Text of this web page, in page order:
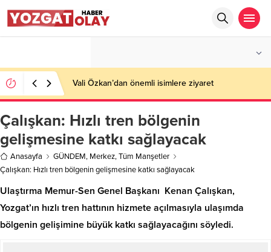
Vali Özkan’dan önemli isimlere ziyaret
Çalışkan: Hızlı tren bölgenin
gelişmesine katkı sağlayacak
Anasayfa GÜNDEM, Merkez,Tüm Manşetler
Çalışkan: Hızlı tren bölgenin gelişmesine katkı sağlayacak
Ulaştırma Memur-Sen Genel Başkanı Kenan Çalışkan,
Yozgat’ın hızlı tren hattının hizmete açılmasıyla ulaşımda
bölgenin gelişimine büyük katkı sağlayacağını söyledi.